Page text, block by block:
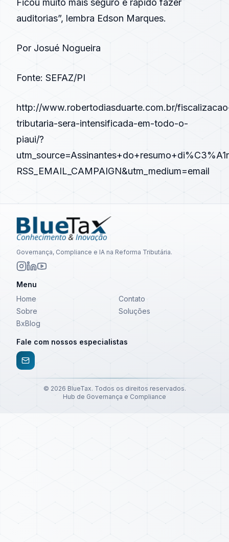
Ficou muito mais seguro e rápido fazer
auditorias”, lembra Edson Marques.
Por Josué Nogueira
Fonte: SEFAZ/PI
http://www.robertodiasduarte.com.br/
tributaria-sera-intensificada-em-todo-o-
piaui/?
RSS_EMAIL_CAMPAIGN&utm_medium=email
Governança, Compliance e IA na Reforma Tributária.
Menu
Home
Contato
Sobre
Soluções
BxBlog
Fale com nossos especialistas
© 2026 BlueTax. Todos os direitos reservados.
Hub de Governança e Compliance